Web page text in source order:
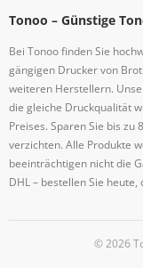
Tonoo – Günstige
Bei Tonoo finden Sie
gängigen Drucker von
weiteren Herstellern.
die gleiche Druckqualität
Preises. Sparen Sie bis
verzichten. Alle Produkte
beeinträchtigen nicht die
DHL – bestellen Sie
© 2026